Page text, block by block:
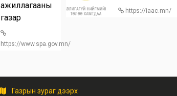
ажиллагааны
газар
https://www.spa.gov.mn/
https://iaac.mn/
Газрын зураг дээрх